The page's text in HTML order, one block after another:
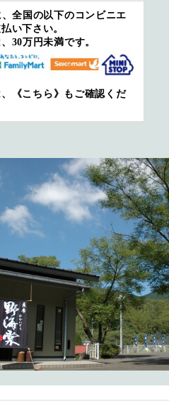
全国の以下のコンビニエ
い下さい。
30万円未満です。
《こちら》 もご確認くだ